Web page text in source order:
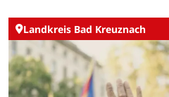
Landkreis Bad Kreuznach